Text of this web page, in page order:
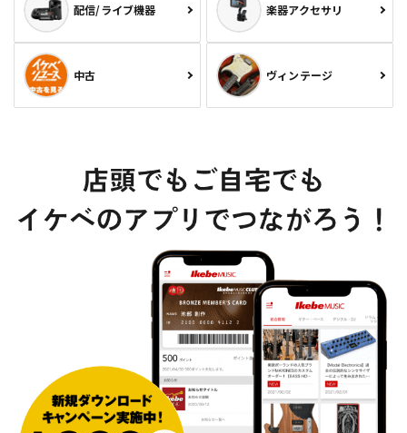
配信/ライブ機器 楽器アクセサリ
中古 ヴィンテージ